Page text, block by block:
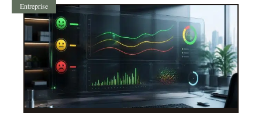
Entreprise